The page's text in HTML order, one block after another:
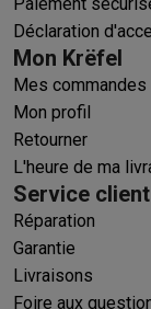
Déclaration
Mon Krëfel
Mes commandes
Mon profil
Retourner
L'heure de ma
Service client
Réparation
Garantie
Livraisons
Foire aux